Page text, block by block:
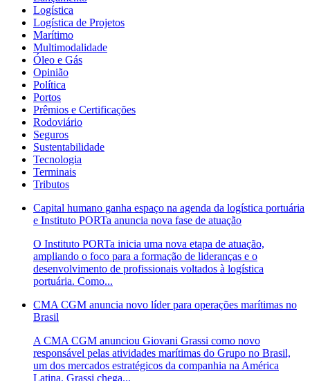
Logística
Logística de Projetos
Marítimo
Multimodalidade
Óleo e Gás
Opinião
Política
Portos
Prêmios e Certificações
Rodoviário
Seguros
Sustentabilidade
Tecnologia
Terminais
Tributos
Capital humano ganha espaço na agenda da logística portuária
e Instituto PORTa anuncia nova fase de atuação
O Instituto PORTa inicia uma nova etapa de atuação,
ampliando o foco para a formação de lideranças e o
desenvolvimento de profissionais voltados à logística
portuária. Como...
CMA CGM anuncia novo líder para operações marítimas no
Brasil
A CMA CGM anunciou Giovani Grassi como novo
responsável pelas atividades marítimas do Grupo no Brasil,
um dos mercados estratégicos da companhia na América
Latina. Grassi chega...